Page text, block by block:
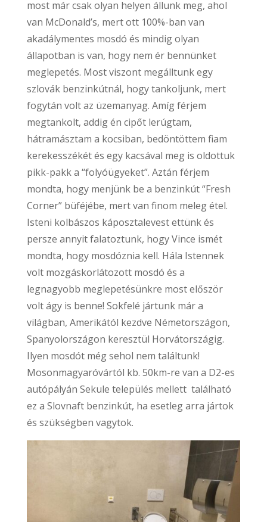
most már csak olyan helyen állunk meg, ahol
van McDonald’s, mert ott 100%-ban van
akadálymentes mosdó és mindig olyan
állapotban is van, hogy nem ér bennünket
meglepetés. Most viszont megálltunk egy
szlovák benzinkútnál, hogy tankoljunk, mert
fogytán volt az üzemanyag. Amíg férjem
megtankolt, addig én cipőt lerúgtam,
hátramásztam a kocsiban, bedöntöttem fiam
kerekesszékét és egy kacsával meg is oldottuk
pikk-pakk a “folyóügyeket”. Aztán férjem
mondta, hogy menjünk be a benzinkút “Fresh
Corner” büféjébe, mert van finom meleg étel.
Isteni kolbászos káposztalevest ettünk és
persze annyit falatoztunk, hogy Vince ismét
mondta, hogy mosdóznia kell. Hála Istennek
volt mozgáskorlátozott mosdó és a
legnagyobb meglepetésünkre most először
volt ágy is benne! Sokfelé jártunk már a
világban, Amerikától kezdve Németországon,
Spanyolországon keresztül Horvátországig.
Ilyen mosdót még sehol nem találtunk!
Mosonmagyaróvártól kb. 50km-re van a D2-es
autópályán Sekule település mellett található
ez a Slovnaft benzinkút, ha esetleg arra jártok
és szükségben vagytok.